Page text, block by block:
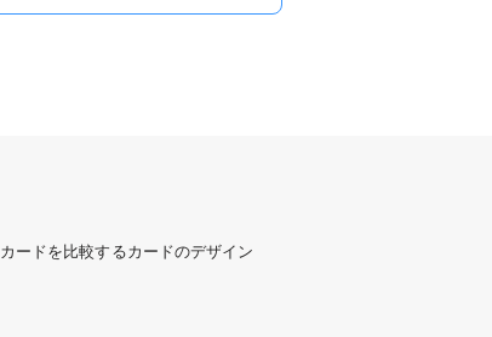
カードを比較するカードのデザイン